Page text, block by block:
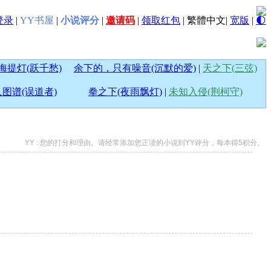
录 | YY书屋 | 小说评分 | 邀请码 | 领取红包 | 繁體中文| 宽版 | 🌓
提灯(跃千愁) 余下的，只有噪音(沉默的爱) | 天之下(三弦)
图谱(误道者) 拳之下(夜雨飘灯) | 未知入侵(荆柯守)
YY : 您的打分和理由。请经常添加您正读的小说到YY评分，每本得5积分。